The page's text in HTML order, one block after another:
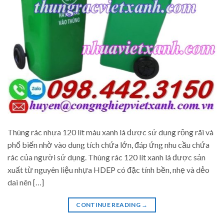
Thùng rác nhựa 120 lít màu xanh lá được sử dụng rộng rãi và
phổ biến nhờ vào dung tích chứa lớn, đáp ứng nhu cầu chứa
rác của người sử dụng. Thùng rác 120 lít xanh lá được sản
xuất từ nguyên liệu nhựa HDEP có đặc tính bền, nhẹ và dẻo
dai nên […]
CONTINUE READING →